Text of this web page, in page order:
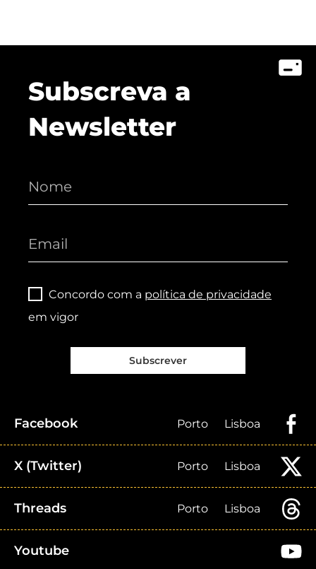
Subscreva a
Newsletter
Concordo com a política de privacidade
em vigor
Subscrever
Facebook Porto Lisboa
X (Twitter) Porto Lisboa
Threads Porto Lisboa
Youtube